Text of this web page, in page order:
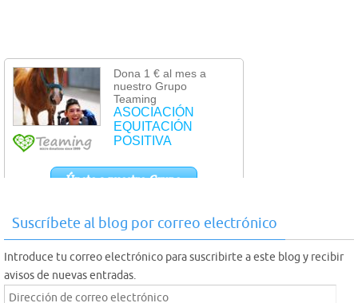
Suscríbete al blog por correo electrónico
Introduce tu correo electrónico para suscribirte a este blog y recibir
avisos de nuevas entradas.
Dirección